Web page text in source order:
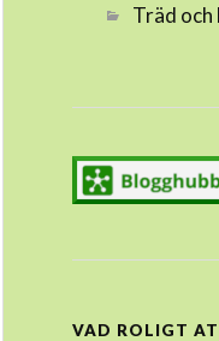
Träd och
VAD ROLIGT